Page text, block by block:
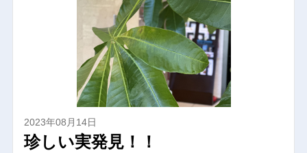
2023年08月14日
珍しい実発見！！